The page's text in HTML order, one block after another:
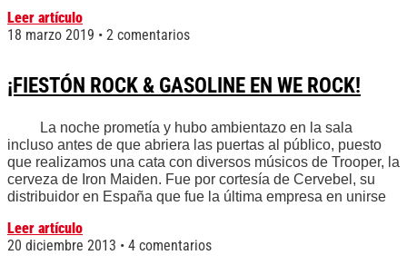
Leer artículo
18 marzo 2019
2 comentarios
¡FIESTÓN ROCK & GASOLINE EN WE ROCK!
La noche prometía y hubo ambientazo en la sala
incluso antes de que abriera las puertas al público, puesto
que realizamos una cata con diversos músicos de Trooper, la
cerveza de Iron Maiden. Fue por cortesía de Cervebel, su
distribuidor en España que fue la última empresa en unirse
Leer artículo
20 diciembre 2013
4 comentarios